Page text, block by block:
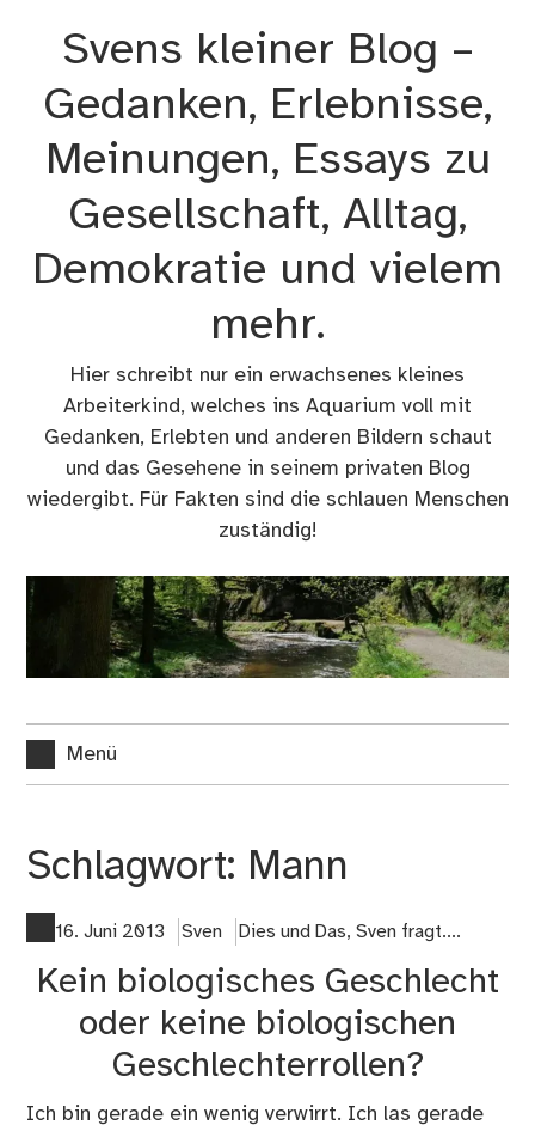
Svens kleiner Blog –
Gedanken, Erlebnisse,
Meinungen, Essays zu
Gesellschaft, Alltag,
Demokratie und vielem
mehr.
Hier schreibt nur ein erwachsenes kleines
Arbeiterkind, welches ins Aquarium voll mit
Gedanken, Erlebten und anderen Bildern schaut
und das Gesehene in seinem privaten Blog
wiedergibt. Für Fakten sind die schlauen Menschen
zuständig!
Menü
Schlagwort: Mann
16. Juni 2013 Sven Dies und Das, Sven fragt....
Kein biologisches Geschlecht
oder keine biologischen
Geschlechterrollen?
Ich bin gerade ein wenig verwirrt. Ich las gerade